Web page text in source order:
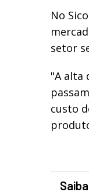
No
setor
"A alta
custo